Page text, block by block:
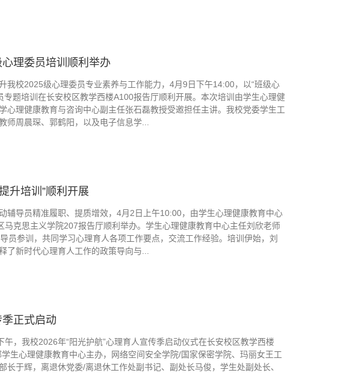
理委员培训顺利举办
我校2025级心理委员专业素养与工作能力，4月9日下午14:00，以“班级心
题培训在长安校区教学西楼A100报告厅顺利开展。本次培训由学生心理健
心理健康教育与咨询中心副主任张石磊教授受邀担任主讲。我校党委学生工
周晨琛、郭鹤阳，以及电子信息学...
升培训”顺利开展
辅导员精准履职、提质增效，4月2日上午10:00，由学生心理健康教育中心
马克思主义学院207报告厅顺利举办。学生心理健康教育中心主任刘欣老师
员参训，共同学习心理育人各项工作要点，交流工作经验。培训伊始，刘
了新时代心理育人工作的政策导向与...
季正式启动
，我校2026年“阳光护航”心理育人宣传季启动仪式在长安校区教学西楼
生心理健康教育中心主办，网络空间安全学院/国家保密学院、玛丽女王工
于辉，离退休党委/离退休工作处副书记、副处长马俊，学生处副处长、